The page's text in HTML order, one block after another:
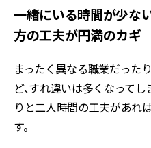
一緒にいる時間が少な
方の工夫が円満のカギ
まったく異なる職業だった
ど、すれ違いは多くなって
りと二人時間の工夫があれ
す。